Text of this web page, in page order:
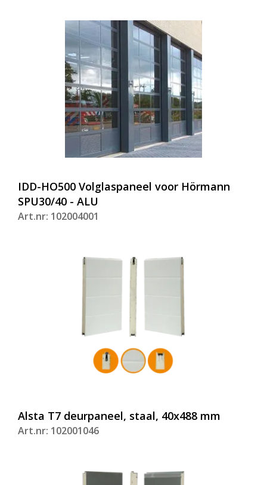
IDD-HO500 Volglaspaneel voor Hörmann
SPU30/40 - ALU
Art.nr: 102004001
Alsta T7 deurpaneel, staal, 40x488 mm
Art.nr: 102001046